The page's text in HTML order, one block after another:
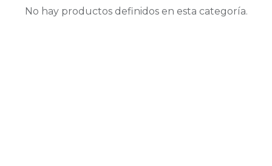
No hay productos definidos en esta categoría.